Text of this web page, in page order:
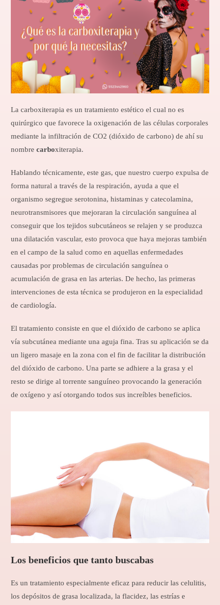
La carboxiterapia es un tratamiento estético el cual no es
quirúrgico que favorece la oxigenación de las células corporales
mediante la infiltración de CO2 (dióxido de carbono) de ahí su
nombrecarboxiterapia.
Hablando técnicamente, este gas, que nuestro cuerpo expulsa de
forma natural a través de la respiración, ayuda a que el
organismo segregue serotonina, histaminas y catecolamina,
neurotransmisores que mejoraran la circulación sanguínea al
conseguir que los tejidos subcutáneos se relajen y se produzca
una dilatación vascular, esto provoca que haya mejoras también
en el campo de la salud como en aquellas enfermedades
causadas por problemas de circulación sanguínea o
acumulación de grasa en las arterias. De hecho, las primeras
intervenciones de esta técnica se produjeron en la especialidad
de cardiología.
El tratamiento consiste en que el dióxido de carbono se aplica
vía subcutánea mediante una aguja fina. Tras su aplicación se da
un ligero masaje en la zona con el fin de facilitar la distribución
del dióxido de carbono. Una parte se adhiere a la grasa y el
resto se dirige al torrente sanguíneo provocando la generación
de oxígeno y así otorgando todos sus increíbles beneficios.
Los beneficios que tanto buscabas
Es un tratamiento especialmente eficaz para reducir las celulitis,
los depósitos de grasa localizada, la flacidez, las estrías e